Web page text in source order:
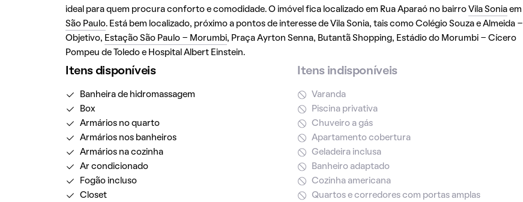
ideal para quem procura conforto e comodidade. O imóvel fica localizado em Rua Aparaó no bairro Vila Soniaem
São Paulo. Está bem localizado, próximo a pontos de interesse de Vila Sonia, tais como Colégio Souza e Almeida -
Objetivo, Estação São Paulo - Morumbi, Praça Ayrton Senna, Butantã Shopping, Estádio do Morumbi - Cícero
Pompeu de Toledo e Hospital Albert Einstein.
Itens disponíveis
Banheira de hidromassagem
Box
Armários no quarto
Armários nos banheiros
Armários na cozinha
Ar condicionado
Fogão incluso
Closet
Itens indisponíveis
Varanda
Piscina privativa
Chuveiro a gás
Apartamento cobertura
Geladeira inclusa
Banheiro adaptado
Cozinha americana
Quartos e corredores com portas amplas